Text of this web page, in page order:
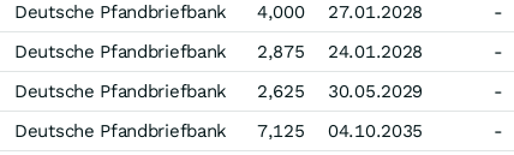
Deutsche Pfandbriefbank 4,000 27.01.2028 -
Deutsche Pfandbriefbank 2,875 24.01.2028 -
Deutsche Pfandbriefbank 2,625 30.05.2029 -
Deutsche Pfandbriefbank 7,125 04.10.2035 -